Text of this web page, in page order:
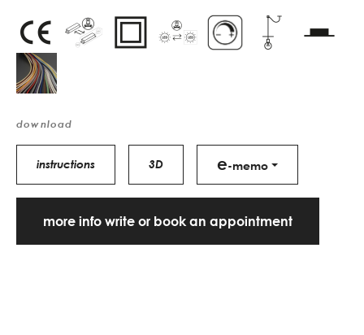
download
instructions 3D e-memo
more info write or book an appointment